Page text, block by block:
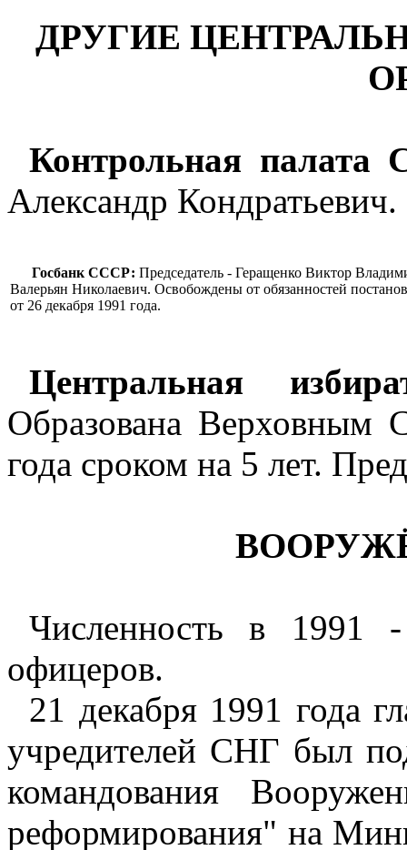
ДРУГИЕ
Контрольная палата
Александр Кондратьевич.
Госбанк СССР: Председатель - Геращенко Виктор
Валерьян Николаевич. Освобождены от обязанностей
от 26 декабря 1991 года.
Центральная
Образована Верховным
года сроком на 5 лет.
Численность в 1991
офицеров.
21 декабря 1991 года
учредителей СНГ был
командования
реформирования" на